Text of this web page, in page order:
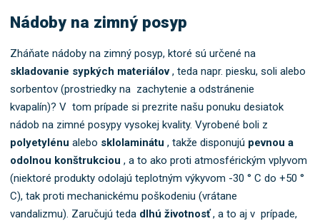
e
r
o
u
k
t
a
l
e
b
o
a
Nádoby na zimný posyp
Zháňate nádoby na zimný posyp, ktoré sú určené na
skladovanie sypkých materiálov, teda napr. piesku, soli alebo
sorbentov (prostriedky na zachytenie a odstránenie
kvapalín)? V tom prípade si prezrite našu ponuku desiatok
nádob na zimné posypy vysokej kvality. Vyrobené boli z
polyetylénualebo sklolaminátu, takže disponujú pevnou a
odolnou konštrukciou, a to ako proti atmosférickým vplyvom
(niektoré produkty odolajú teplotným výkyvom -30 ° C do +50 °
C), tak proti mechanickému poškodeniu (vrátane
vandalizmu). Zaručujú teda dlhú životnosť, a to aj v prípade,